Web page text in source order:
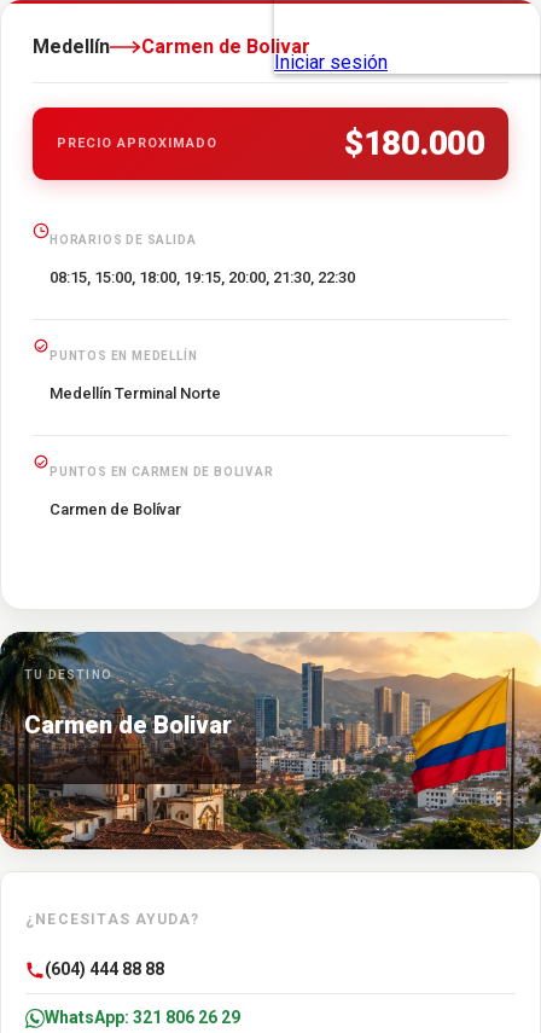
Medellín Carmen de Bolivar
PRECIO APROXIMADO $180.000
HORARIOS DE SALIDA
08:15, 15:00, 18:00, 19:15, 20:00, 21:30, 22:30
PUNTOS EN MEDELLÍN
Medellín Terminal Norte
PUNTOS EN CARMEN DE BOLIVAR
Carmen de Bolívar
TU DESTINO
Carmen de Bolivar
¿NECESITAS AYUDA?
(604) 444 88 88
WhatsApp: 321 806 26 29